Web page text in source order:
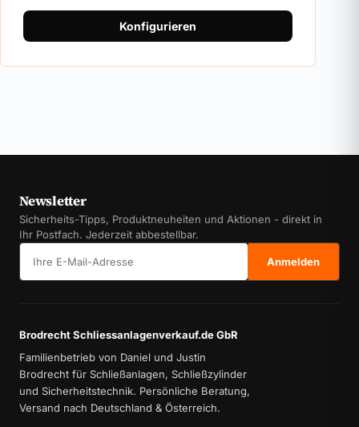
Konfigurieren
Newsletter
Sicherheits-Tipps, Produktneuheiten und Aktionen - direkt in
Ihr Postfach. Jederzeit abbestellbar.
Anmelden
Brodrecht Schliessanlagenverkauf.de GbR
Familienbetrieb von Daniel und Justin
Brodrecht für Schließanlagen, Schließzylinder
und Sicherheitstechnik. Persönliche Beratung,
Versand nach Deutschland & Österreich.